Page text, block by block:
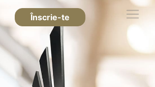
Înscrie-te